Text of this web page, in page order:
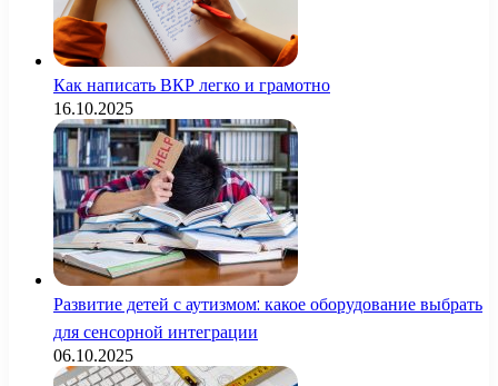
Как написать ВКР легко и грамотно
16.10.2025
Развитие детей с аутизмом: какое оборудование выбрать
для сенсорной интеграции
06.10.2025